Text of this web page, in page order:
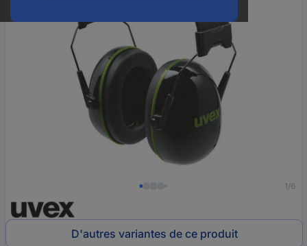
1/6
D'autres variantes de ce produit